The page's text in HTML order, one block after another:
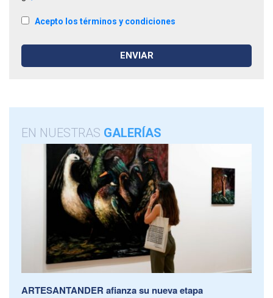
Acepto los términos y condiciones
EN NUESTRAS GALERÍAS
ARTESANTANDER afianza su nueva etapa